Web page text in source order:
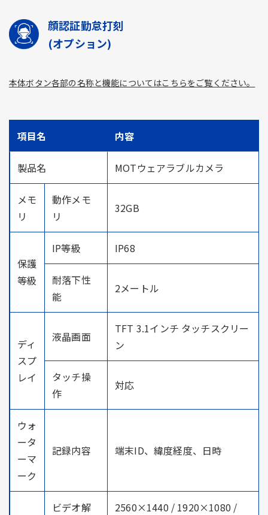
顔認証勤怠打刻
(オプション)
本体ボタン各部の名称と機能についてはこちらをご覧ください。
項目名 内容
製品名 MOTウェアラブルカメラ
メモ
リ
動作メモ
リ
32GB
保護
等級
IP等級 IP68
耐落下性
能
2メートル
ディ
スプ
レイ
液晶画面
TFT 3.1インチ タッチスクリー
ン
タッチ操
作
対応
ウォ
ータ
ーマ
ーク
記録内容 端末ID、緯度経度、日時
ビデオ解
2560×1440 / 1920×1080 /